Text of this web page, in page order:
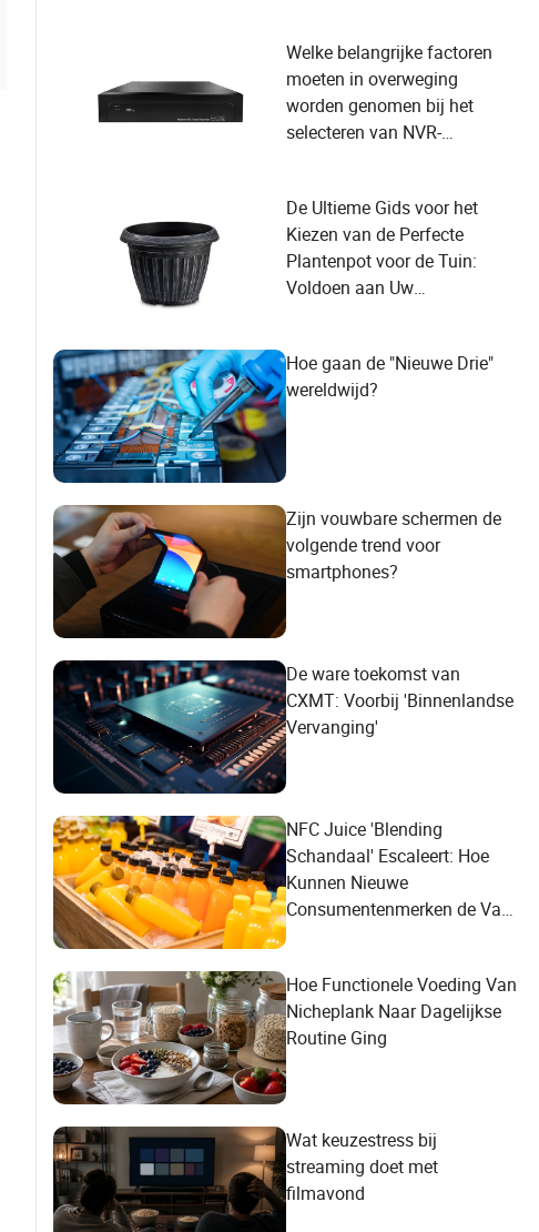
Welke belangrijke factoren
moeten in overweging
worden genomen bij het
selecteren van NVR-
voldoen?
De Ultieme Gids voor het
Kiezen van de Perfecte
Plantenpot voor de Tuin:
Voldoen aan Uw
Hoe gaan de "Nieuwe Drie"
wereldwijd?
Zijn vouwbare schermen de
volgende trend voor
smartphones?
De ware toekomst van
CXMT: Voorbij 'Binnenlandse
Vervanging'
NFC Juice 'Blending
Schandaal' Escaleert: Hoe
Kunnen Nieuwe
Consumentenmerken de Val
Hoe Functionele Voeding Van
Nicheplank Naar Dagelijkse
Routine Ging
Wat keuzestress bij
streaming doet met
filmavond